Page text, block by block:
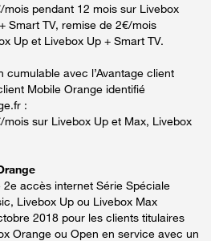
mois pendant 12 mois sur Livebox
Smart TV, remise de 2€/mois
Up et Livebox Up + Smart TV.
cumulable avec l’Avantage client
Mobile Orange identifié
:
mois sur Livebox Up et Max, Livebox
accès internet Série Spéciale
Livebox Up ou Livebox Max
2018 pour les clients titulaires
Orange ou Open en service avec un